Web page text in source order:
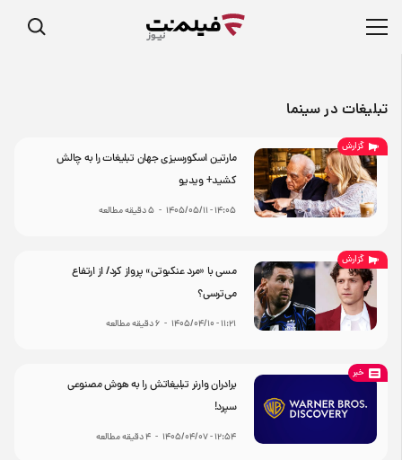
تبلیغات در سینما
گزارش
مارتین اسکورسیزی جهان تبلیغات را به چالش
کشید+ ویدیو
۱۴:۰۵ - ۱۴۰۵/۰۵/۱۱ -
5دقیقه مطالعه
گزارش
مسی با «مرد عنکبوتی» پرواز کرد/ از ارتفاع
می‌ترسی؟
۱۱:۲۱ - ۱۴۰۵/۰۴/۱۰ -
6دقیقه مطالعه
خبر
برادران وارنر تبلیغاتش را به هوش مصنوعی
سپرد!
۱۲:۵۴ - ۱۴۰۵/۰۴/۰۷ -
4دقیقه مطالعه